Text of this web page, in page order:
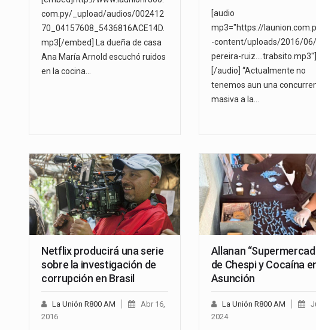
com.py/_upload/audios/002412
70_04157608_5436816ACE14D.
mp3[/embed] La dueña de casa
Ana María Arnold escuchó ruidos
en la cocina…
[audio
mp3="https://
-content/uploads/2016/
pereira-ruiz....trabsito.mp3"]
[/audio] “Actualmente no
tenemos aun una
masiva a la…
Netflix producirá una serie
sobre la investigación de
corrupción en Brasil
La Unión R800 AM
Abr 16,
2016
Allanan
de Chespi y Cocaína
Asunción
La Unión R800 AM
2024